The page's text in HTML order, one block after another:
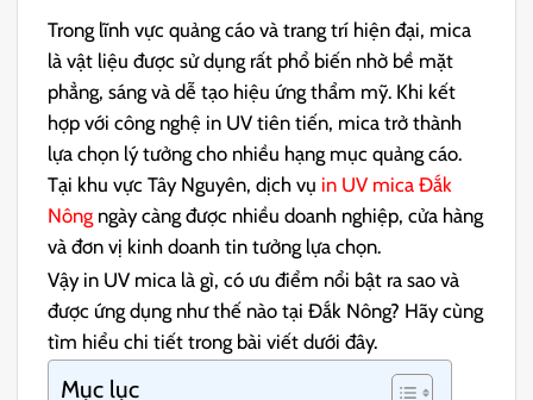
Trong lĩnh vực quảng cáo và trang trí hiện đại, mica
là vật liệu được sử dụng rất phổ biến nhờ bề mặt
phẳng, sáng và dễ tạo hiệu ứng thẩm mỹ. Khi kết
hợp với công nghệ in UV tiên tiến, mica trở thành
lựa chọn lý tưởng cho nhiều hạng mục quảng cáo.
Tại khu vực Tây Nguyên, dịch vụ in UV mica Đắk
Nông ngày càng được nhiều doanh nghiệp, cửa hàng
và đơn vị kinh doanh tin tưởng lựa chọn.
Vậy in UV mica là gì, có ưu điểm nổi bật ra sao và
được ứng dụng như thế nào tại Đắk Nông? Hãy cùng
tìm hiểu chi tiết trong bài viết dưới đây.
Mục lục